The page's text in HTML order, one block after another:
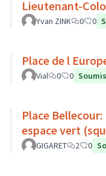
Lieutenant-
Yvan ZINK 0 0
Vial 0 0
Place Bellecour: Louis XIV au centre d'un
espace vert
GIGARET 2 0